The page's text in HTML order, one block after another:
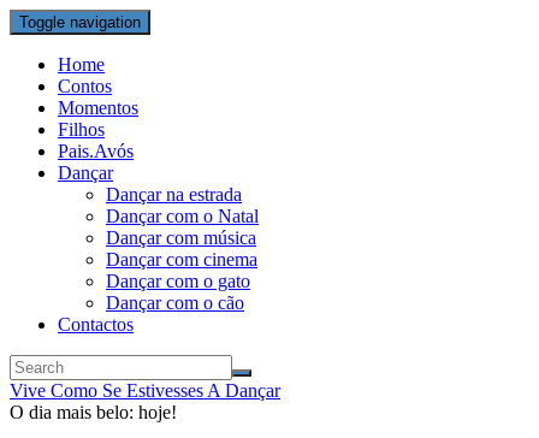
Toggle navigation
Home
Contos
Momentos
Filhos
Pais.Avós
Dançar
Dançar na estrada
Dançar com o Natal
Dançar com música
Dançar com cinema
Dançar com o gato
Dançar com o cão
Contactos
Vive Como Se Estivesses A Dançar
O dia mais belo: hoje!